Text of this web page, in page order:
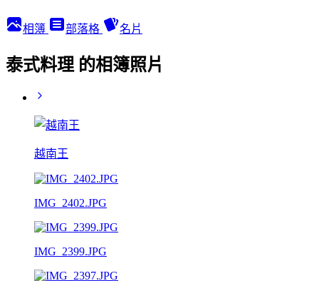
相簿 部落格 名片
泰式料理 的相簿照片
越南王
IMG_2402.JPG
IMG_2399.JPG